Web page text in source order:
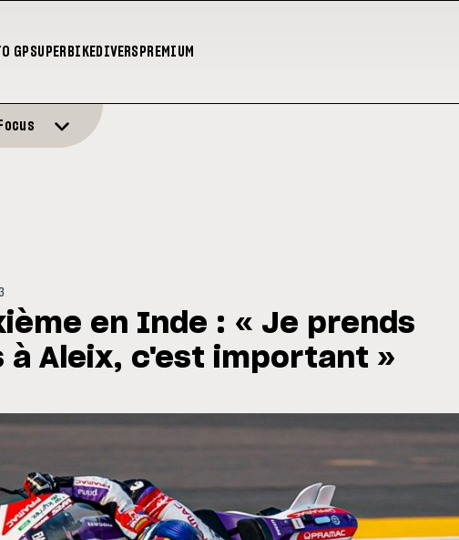
GPSUPERBIKEDIVERS PREMIUM
Zarco évite
Focus
en Inde : « Je prends
à Aleix, c'est important »